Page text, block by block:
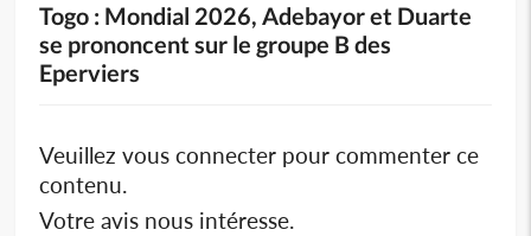
Togo : Mondial 2026, Adebayor et Duarte
se prononcent sur le groupe B des
Eperviers
Veuillez vous connecter pour commenter ce
contenu.
Votre avis nous intéresse.